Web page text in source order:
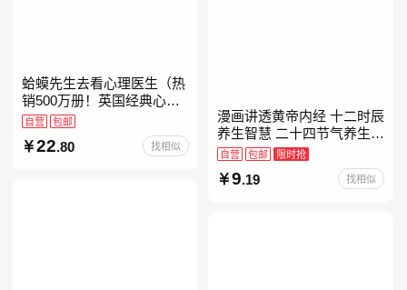
蛤蟆先生去看心理医生（热
销500万册！英国经典心理
咨询入门书，知名心理学家
自营 包邮
22.80 找相似
漫画讲透黄帝内经 十二时辰
养生智慧 二十四节气养生智
慧 中医八大名著之一养生图
解 皇帝内经漫画版原版
自营 包邮 限时抢
9.19 找相似